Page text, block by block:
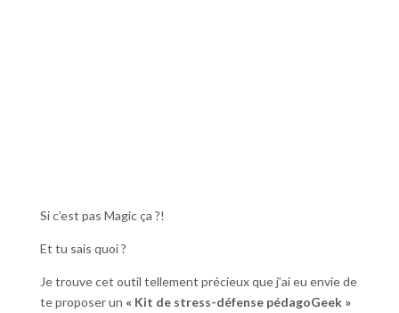
Si c’est pas Magic ça ?!
Et tu sais quoi ?
Je trouve cet outil tellement précieux que j’ai eu envie de
te proposer un « Kit de stress-défense pédagoGeek »